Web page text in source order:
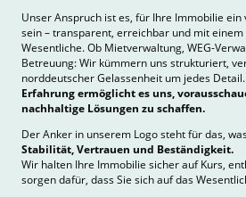
Unser Anspruch ist es, für Ihre Immobilie
sein – transparent, erreichbar und mit
Wesentliche. Ob Mietverwaltung, WEG-
Betreuung: Wir kümmern uns strukturiert,
norddeutscher Gelassenheit um jedes Detail.
Erfahrung ermöglicht es uns,
nachhaltige Lösungen zu schaffen.
Der Anker in unserem Logo steht für das,
Stabilität, Vertrauen und Beständigkeit.
Wir halten Ihre Immobilie sicher auf Kurs,
sorgen dafür, dass Sie sich auf das